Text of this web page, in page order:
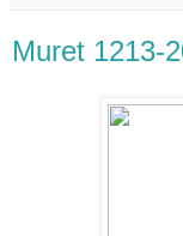
Muret 1213-